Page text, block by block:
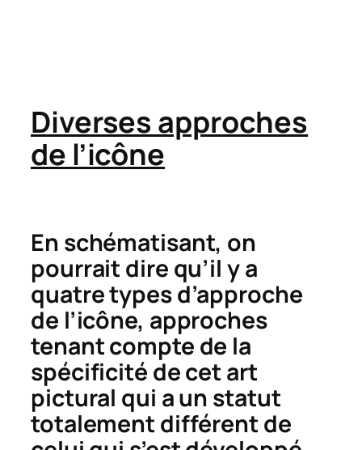
Diverses approches
de l’icône
En schématisant, on
pourrait dire qu’il y a
quatre types d’approche
de l’icône, approches
tenant compte de la
spécificité de cet art
pictural qui a un statut
totalement différent de